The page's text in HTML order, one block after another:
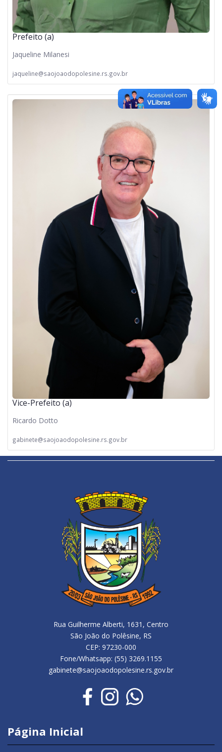
Prefeito (a)
Jaqueline Milanesi
jaqueline@saojoaodopolesine.rs.gov.br
Vice-Prefeito (a)
Ricardo Dotto
gabinete@saojoaodopolesine.rs.gov.br
Rua Guilherme Alberti, 1631, Centro
São João do Polêsine, RS
CEP: 97230-000
Fone/Whatsapp: (55) 3269.1155
gabinete@saojoaodopolesine.rs.gov.br
Página Inicial